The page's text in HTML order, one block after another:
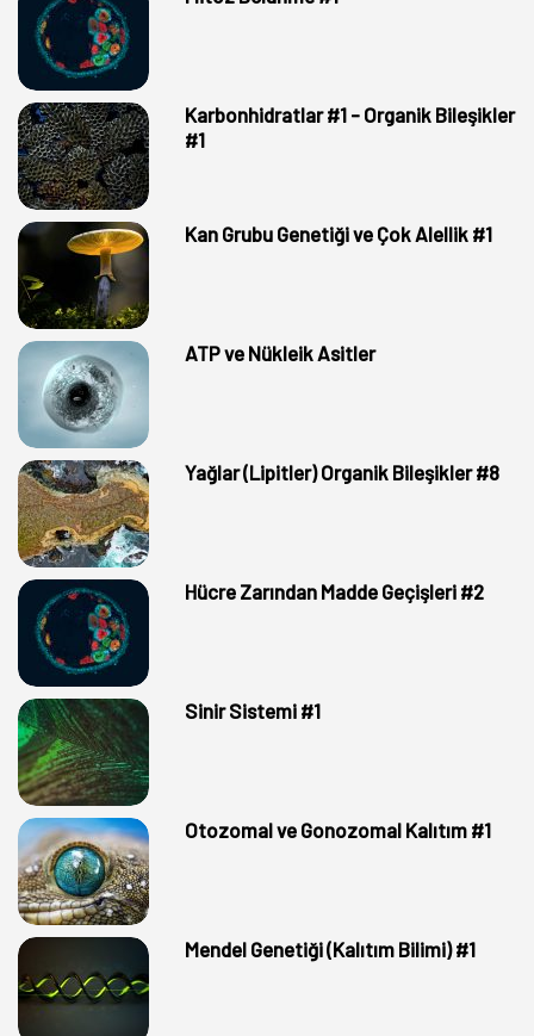
Karbonhidratlar #1 - Organik Bileşikler
#1
Kan Grubu Genetiği ve Çok Alellik #1
ATP ve Nükleik Asitler
Yağlar (Lipitler) Organik Bileşikler #8
Hücre Zarından Madde Geçişleri #2
Sinir Sistemi #1
Otozomal ve Gonozomal Kalıtım #1
Mendel Genetiği (Kalıtım Bilimi) #1